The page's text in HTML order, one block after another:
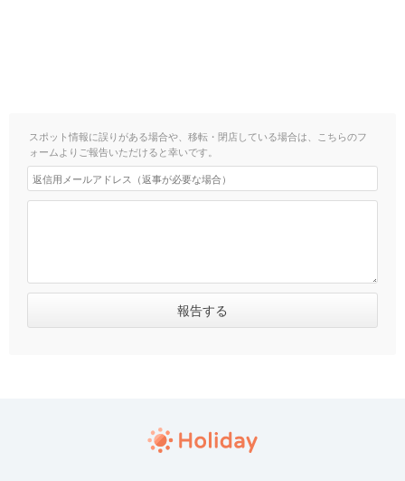
スポット情報に誤りがある場合や、移転・閉店している場合は、こちらのフ
ォームよりご報告いただけると幸いです。